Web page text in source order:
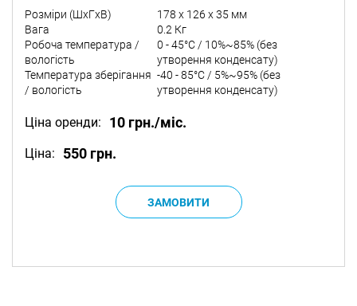
Розміри (ШxГxВ)
178 x 126 x 35 мм
Вага
0.2 Кг
Робоча температура /
вологість
0 - 45°C / 10%~85% (без
утворення конденсату)
Температура зберігання
/ вологість
-40 - 85°C / 5%~95% (без
утворення конденсату)
Ціна оренди: 10 грн./міс.
Ціна: 550 грн.